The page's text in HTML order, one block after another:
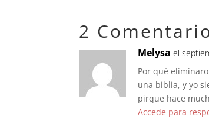
2
Melysa el
Por qué
una biblia, y yo
pirque hace
Accede para